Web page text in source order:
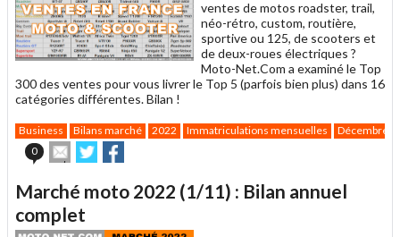
ventes de motos roadster, trail,
néo-rétro, custom, routière,
sportive ou 125, de scooters et
de deux-roues électriques ?
Moto-Net.Com a examiné le Top
300 des ventes pour vous livrer le Top 5 (parfois bien plus) dans 16
catégories différentes. Bilan !
Business Bilans marché 2022 Immatriculations mensuelles
Décembre
0
Envoyer
cet
à
un
ami
Partager
sur sur
Marché moto 2022 (1/11) : Bilan annuel
complet